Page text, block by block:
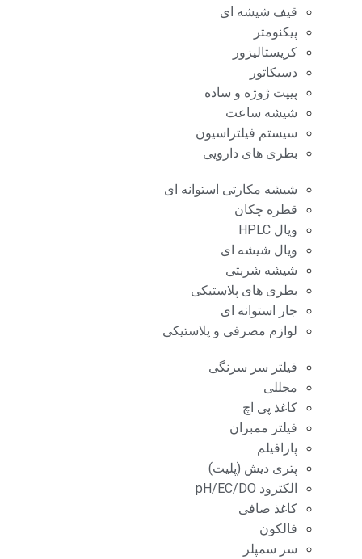
قیف شیشه ای
پیکنومتر
کریستالیزور
دسیکاتور
پیپت ژوژه و ساده
شیشه ساعت
سیستم فیلتراسیون
بطری های دارویی
شیشه مکارتی استوانه ای
قطره چکان
ویال HPLC
ویال شیشه ای
شیشه شربتی
بطری های پلاستیکی
جار استوانه ای
لوازم مصرفی و پلاستیکی
فیلتر سر سرنگی
مجللی
کاغذ پی اچ
فیلتر ممبران
پارافیلم
پتری دیش (پلیت)
الکترود pH/EC/DO
کاغذ صافی
فالکون
سر سمپلر